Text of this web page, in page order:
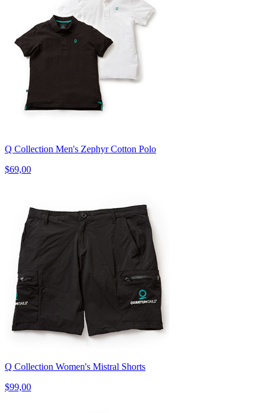
Q Collection Men's Zephyr Cotton Polo
$69,00
Q Collection Women's Mistral Shorts
$99,00